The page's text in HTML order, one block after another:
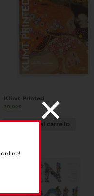
Klimt Printed
30,00€
Aggiungi al carrello